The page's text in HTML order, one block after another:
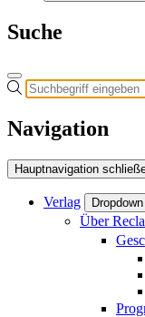
Suche
Navigation
Hauptnavigation
Verlag
Über